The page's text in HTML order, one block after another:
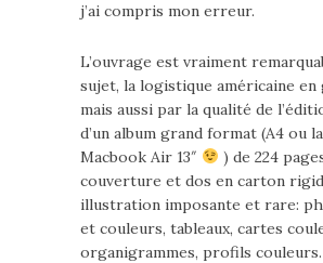
j’ai compris mon erreur.
L’ouvrage est vraiment
sujet, la logistique américaine en
mais aussi par la qualité de
d’un album grand format (A4 ou
Macbook Air 13″
) de 224
couverture et dos en carton
illustration imposante et rare:
et couleurs, tableaux, cartes
organigrammes, profils